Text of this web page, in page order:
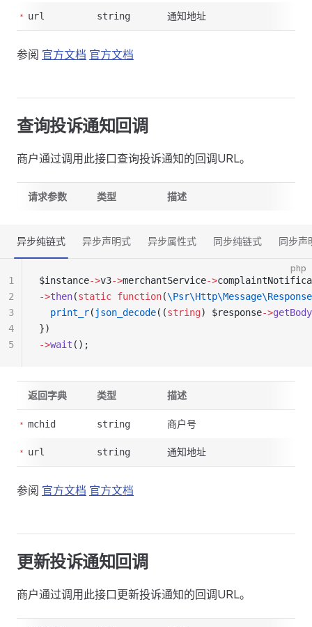
url string 通知地址
参阅 官方文档 官方文档
查询投诉通知回调
商户通过调用此接口查询投诉通知的回调URL。
请求参数 类型 描述
异步纯链式 异步声明式 异步属性式 同步纯链式 同步声
php
$instance->v3->merchantService->
->then(static function(
  print_r
( json_decode((string) $response->getBody
})
->wait ();
1
2
3
4
5
返回字典 类型 描述
mchid string 商户号
url string 通知地址
参阅 官方文档 官方文档
更新投诉通知回调
商户通过调用此接口更新投诉通知的回调URL。